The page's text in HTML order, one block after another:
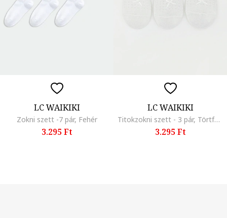
LC WAIKIKI
Zokni szett -7 pár, Fehér
3.295 Ft
LC WAIKIKI
Titokzokni szett - 3 pár, Törtfehér
3.295 Ft